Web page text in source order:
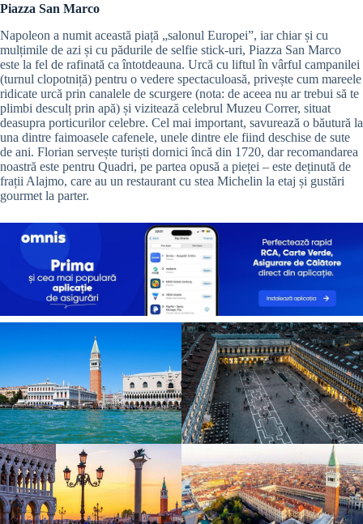
Piazza San Marco
Napoleon a numit această piață „salonul Europei”, iar chiar și cu
mulțimile de azi și cu pădurile de selfie stick-uri, Piazza San Marco
este la fel de rafinată ca întotdeauna. Urcă cu liftul în vârful campanilei
(turnul clopotniță) pentru o vedere spectaculoasă, privește cum mareele
ridicate urcă prin canalele de scurgere (nota: de aceea nu ar trebui să te
plimbi desculț prin apă) și vizitează celebrul Muzeu Correr, situat
deasupra porticurilor celebre. Cel mai important, savurează o băutură la
una dintre faimoasele cafenele, unele dintre ele fiind deschise de sute
de ani. Florian servește turiști dornici încă din 1720, dar recomandarea
noastră este pentru Quadri, pe partea opusă a pieței – este deținută de
frații Alajmo, care au un restaurant cu stea Michelin la etaj și gustări
gourmet la parter.